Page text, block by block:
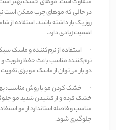
متفاوت است. موهای خشک بهتر
در حالی که موهای چرب ممکن است
روز یک بار داشته باشند. استفاده از
اهمیت زیادی دارد.
· استفاده از نرم‌کننده و ماسک
نرم‌کننده مناسب باعث حفظ رطوبت
دو بار می‌توان از ماسک مو برای
· خشک کردن مو با روش مناسب:
خشک کرده و از کشیدن شدید مو
مناسب و فاصله استاندارد از مو
جلوگیری شود.